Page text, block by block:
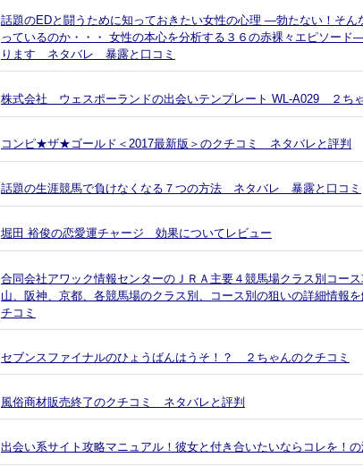
話題のEDと闘うために知っておきたい女性の心理 ―勃たない！そん
っているのか・・・ 女性の本心を分析する３６の赤裸々エピソー
ります ネタバレ 暴露と口コミ
株式会社 ウェスポーランドの出会いテンプレート WL-A029 ２ち
コンピ★ザ★ゴールド＜2017最新版＞のクチコミ ネタバレと評判
話題の生涯競馬で負けなくなる７つの方法 ネタバレ 暴露と口コミ
堀田 裕俊の恋愛運チャージ 効果についてレビュー
合同会社アワック情報センターのＪＲＡ主要４競馬場クラス別コー
山、阪神、京都、各競馬場のクラス別、コース別の狙いの詳細情報
チコミ
セブンスファイナルのひょうばんはうそ！？ ２ちゃんのクチコミ
風俗商材販売終了のクチコミ ネタバレと評判
出会い系サイト攻略マニュアル！彼女と付き合いたいならコレを！